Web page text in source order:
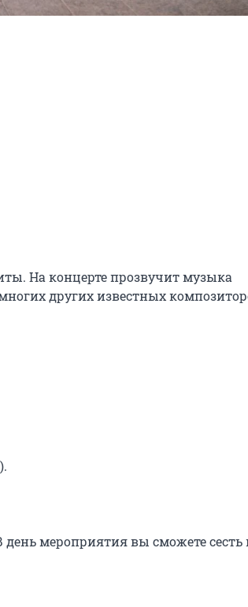
На концерте прозвучит музыка
других известных
день мероприятия вы сможете сесть